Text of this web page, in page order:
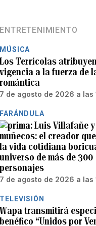
ENTRETENIMIENTO
MÚSICA
Los Terrícolas
vigencia a la fuerza de
romántica
7 de agosto de 2026 a las
FARÁNDULA
Luis Villafañe
muñecos: el creador
la vida cotidiana
universo de más de 300
personajes
7 de agosto de 2026 a las
TELEVISIÓN
Wapa transmitirá
benéfico “Unidos por